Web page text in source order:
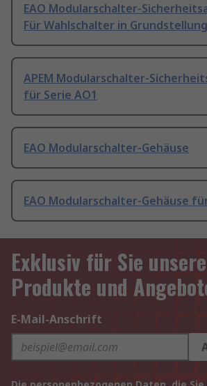
EAO Modularschalter-
Für Wahlschalter in
APEM Modularschalter-
für Serie AO1
EAO Modularschalter-Gehäuse
EAO Modularschalter-Gehäuse
Exklusiv für Sie
Produkte und
E-Mail-Anschrift